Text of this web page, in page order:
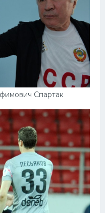
Спартак